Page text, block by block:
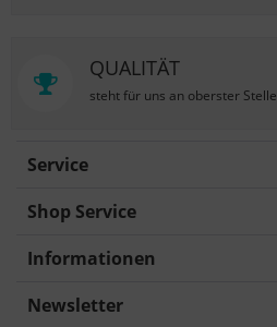
QUALITÄT
steht für uns an oberster Stelle
Service
Shop Service
Informationen
Newsletter